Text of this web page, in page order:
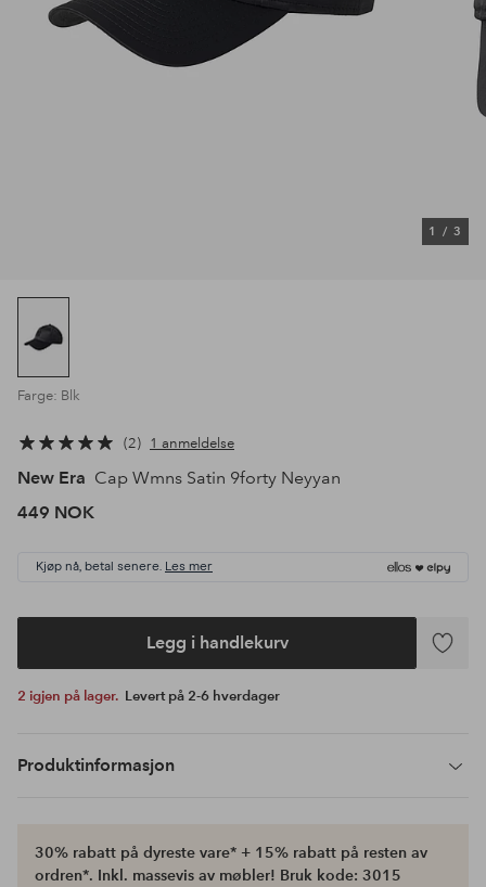
1 / 3
Farge: Blk
2 1 anmeldelse
New Era Cap Wmns Satin 9forty Neyyan
449 NOK
Kjøp nå, betal senere. Les mer
Legg i handlekurv
Legg
2 igjen på lager. Levert på 2-6 hverdager
Produktinformasjon
30% rabatt på dyreste vare* + 15% rabatt på resten av
ordren*. Inkl. massevis av møbler! Bruk kode: 3015